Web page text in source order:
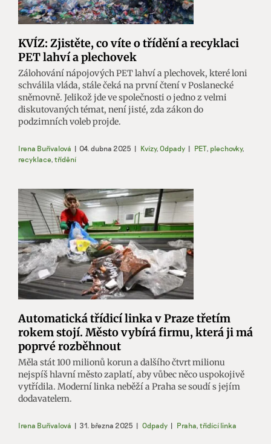
KVÍZ: Zjistěte, co víte o třídění a recyklaci
PET lahví a plechovek
Zálohování nápojových PET lahví a plechovek, které loni
schválila vláda, stále čeká na první čtení v Poslanecké
sněmovně. Jelikož jde ve společnosti o jedno z velmi
diskutovaných témat, není jisté, zda zákon do
podzimních voleb projde.
Irena Buřívalová | 04. dubna 2025 | Kvízy, Odpady | PET, plechovky,
recyklace třídění
Automatická třídicí linka v Praze třetím
rokem stojí. Město vybírá firmu, která ji má
poprvé rozběhnout
Měla stát 100 milionů korun a dalšího čtvrt milionu
nejspíš hlavní město zaplatí, aby vůbec něco uspokojivě
vytřídila. Moderní linka neběží a Praha se soudí s jejím
dodavatelem.
Irena Buřívalová | 31. března 2025 | Odpady | Praha třídící linka